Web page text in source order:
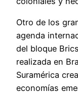
Otro de los
agenda
del bloque
realizada en
Suramérica
economías